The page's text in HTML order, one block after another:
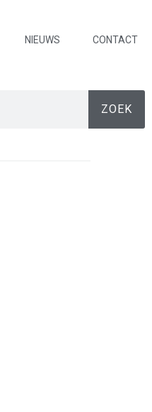
NIEUWS CONTACT
ZOEK